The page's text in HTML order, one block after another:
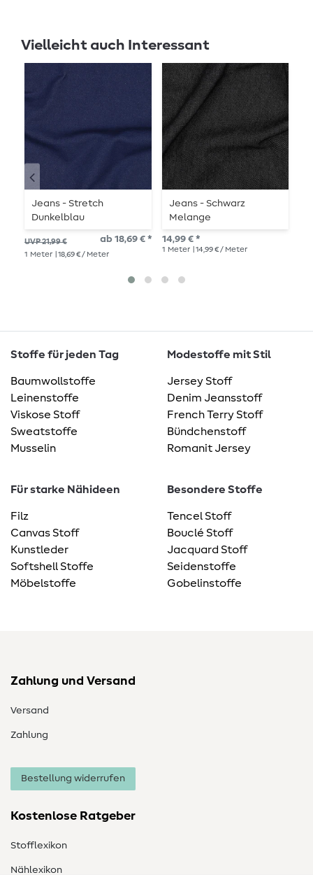
Vielleicht auch Interessant
Jeans - Stretch
Dunkelblau
UVP 21,99 € ab 18,69 € *
1 Meter | 18,69 € / Meter
Jeans - Schwarz
Melange
14,99 € *
1 Meter | 14,99 € / Meter
Stoffe für jeden Tag
Baumwollstoffe
Leinenstoffe
Viskose Stoff
Sweatstoffe
Musselin
Modestoffe mit Stil
Jersey Stoff
Denim Jeansstoff
French Terry Stoff
Bündchenstoff
Romanit Jersey
Für starke Nähideen
Filz
Canvas Stoff
Kunstleder
Softshell Stoffe
Möbelstoffe
Besondere Stoffe
Tencel Stoff
Bouclé Stoff
Jacquard Stoff
Seidenstoffe
Gobelinstoffe
Zahlung und Versand
Versand
Zahlung
Bestellung widerrufen
Kostenlose Ratgeber
Stofflexikon
Nählexikon